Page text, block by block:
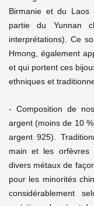
Birmanie et du Laos
partie du Yunnan
interprétations). Ce
Hmong, également
et qui portent ces
ethniques et
- Composition de
argent (moins de 10
argent 925).
main et les orfèvres
divers métaux de
pour les minorités
considérablement